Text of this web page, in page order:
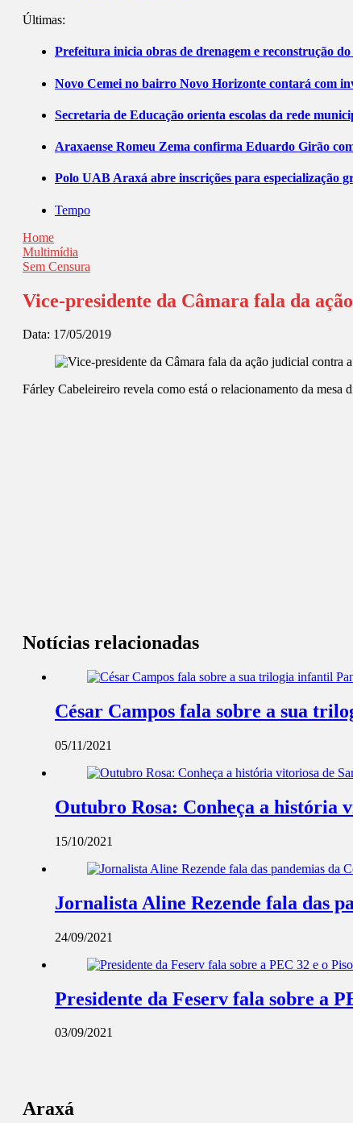
Últimas:
Prefeitura inicia obras de drenagem e reconstrução
Novo Cemei no bairro Novo Horizonte contará com
Secretaria de Educação orienta escolas da rede
Araxaense Romeu Zema confirma Eduardo Girão
Polo UAB Araxá abre inscrições para especialização
Tempo
Home
Multimídia
Sem Censura
Vice-presidente da Câmara fala da
Data: 17/05/2019
Fárley Cabeleireiro revela como está o relacionamento da
Notícias relacionadas
César Campos fala sobre a sua
05/11/2021
Outubro Rosa: Conheça a história
15/10/2021
Jornalista Aline Rezende fala das
24/09/2021
Presidente da Feserv fala sobre a
03/09/2021
Araxá